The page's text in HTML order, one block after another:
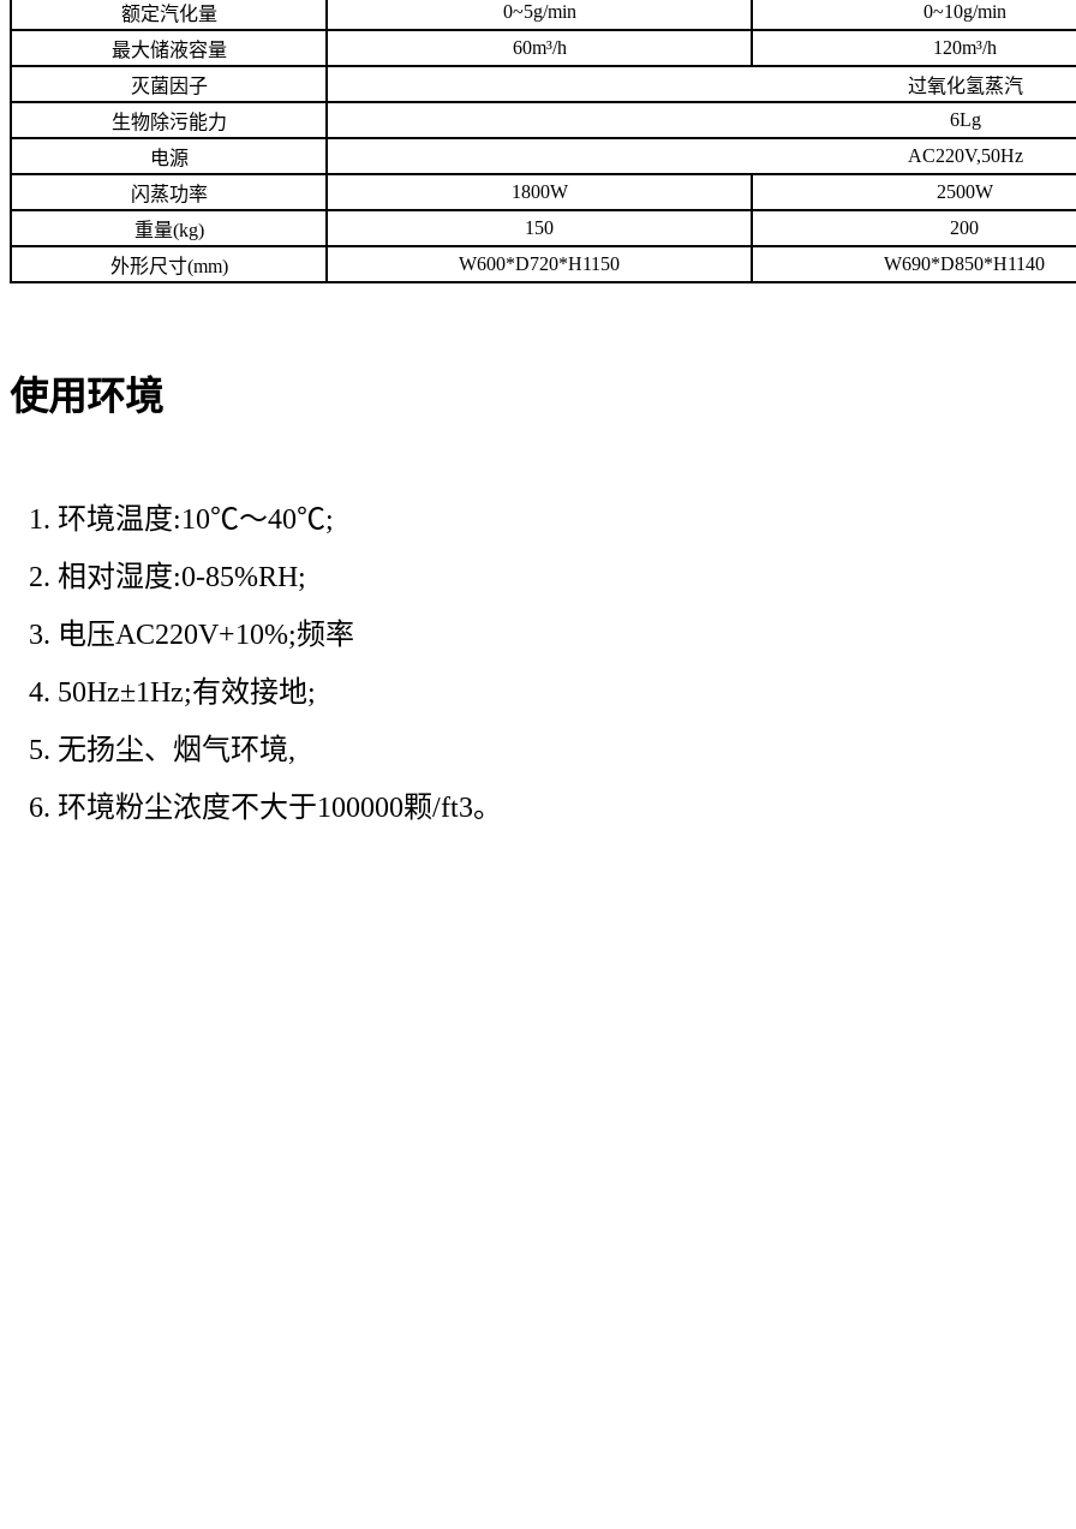
额定汽化量
0~5g/min 0~10g/min
最大储液容量
60m³/h 120m³/h
灭菌因子
过氧化氢蒸汽
生物除污能力
6Lg
电源
AC220V,50Hz
闪蒸功率
1800W 2500W
重量(kg)
150 200
外形尺寸(mm)
W600*D720*H1150 W690*D850*H1140
使用环境
环境温度:10℃～40℃;
相对湿度:0-85%RH;
电压AC220V+10%;频率
50Hz±1Hz;有效接地;
无扬尘、烟气环境,
环境粉尘浓度不大于100000颗/ft3。